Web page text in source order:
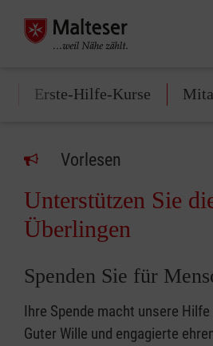
Erste-Hilfe-Kurse
Vorlesen
Unterstützen Sie
Überlingen
Spenden Sie für
Ihre Spende macht unsere
Guter Wille und engagierte